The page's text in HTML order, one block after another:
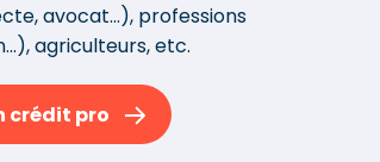
avocat...), professions
agriculteurs, etc.
crédit pro